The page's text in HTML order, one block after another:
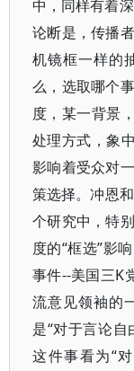
中，同样有着
论断是，传播
机镜框一样的
么，选取哪个
度，某一背景
处理方式，象
影响着受众对
策选择。冲恩
个研究中，特
度的“框选”影
事件--美国三K
流意见领袖的
是“对于言论自
这件事看为“